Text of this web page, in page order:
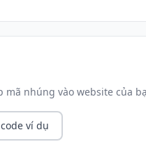
mã nhúng vào website của
ví dụ